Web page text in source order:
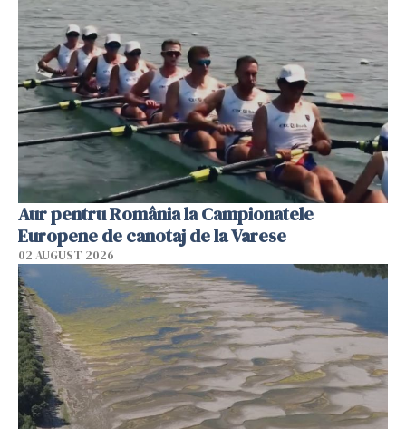
Aur pentru România la Campionatele
Europene de canotaj de la Varese
02 AUGUST 2026